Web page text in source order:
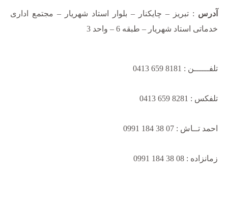
آدرس : تبریز – چایکنار – بلوار استاد شهریار – مجتمع اداری
خدماتی استاد شهریار – طبقه 6 – واحد 3
تلفــــــن : 8181 659 0413
تلفکس : 8281 659 0413
احمد تــاش : 07 38 184 0991
زمانزاده : 08 38 184 0991